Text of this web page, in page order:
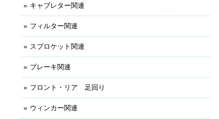
キャブレター関連
フィルター関連
スプロケット関連
ブレーキ関連
フロント・リア 足回り
ウィンカー関連